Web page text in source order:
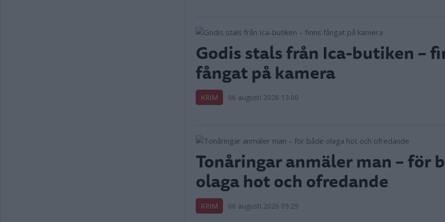
Godis stals från Ica-butiken –
fångat på kamera
KRIM 06 augusti 2026 13.00
Tonåringar anmäler man – för
olaga hot och ofredande
KRIM 06 augusti 2026 09.29